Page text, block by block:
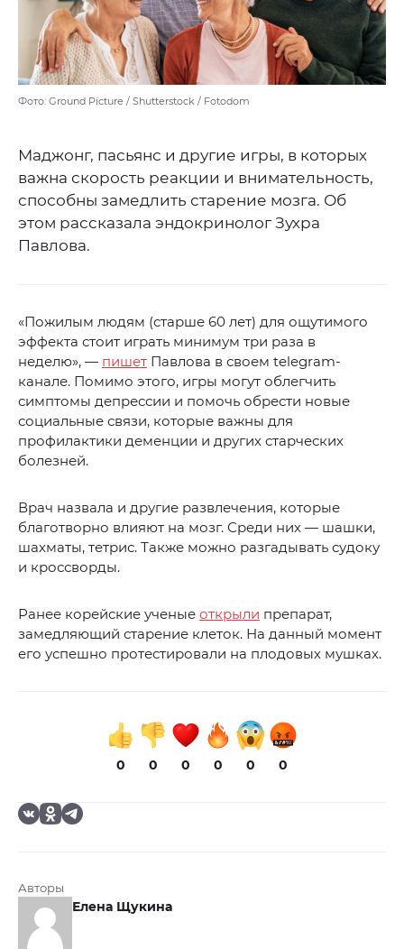
Фото: Ground Picture / Shutterstock / Fotodom
Маджонг, пасьянс и другие игры, в которых
важна скорость реакции и внимательность,
способны замедлить старение мозга. Об
этом рассказала эндокринолог Зухра
Павлова.
«Пожилым людям (старше 60 лет) для ощутимого
эффекта стоит играть минимум три раза в
неделю», — пишет Павлова в своем telegram-
канале. Помимо этого, игры могут облегчить
симптомы депрессии и помочь обрести новые
социальные связи, которые важны для
профилактики деменции и других старческих
болезней.
Врач назвала и другие развлечения, которые
благотворно влияют на мозг. Среди них — шашки,
шахматы, тетрис. Также можно разгадывать судоку
и кроссворды.
Ранее корейские ученые открыли препарат,
замедляющий старение клеток. На данный момент
его успешно протестировали на плодовых мушках.
0 0 0 0 0 0
Авторы
Елена Щукина